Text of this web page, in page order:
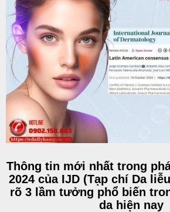
Thông tin mới nhất trong
2024 của IJD (Tạp chí Da
rõ 3 lầm tưởng phổ biến
da hiện nay